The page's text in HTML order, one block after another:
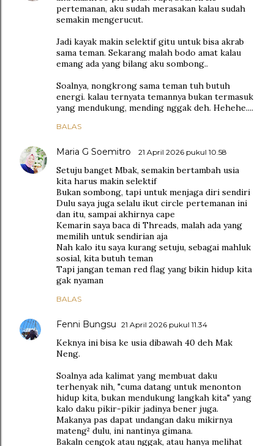
pertemanan, aku sudah merasakan kalau sudah
semakin mengerucut.
Jadi kayak makin selektif gitu untuk bisa akrab
sama teman. Sekarang malah bodo amat kalau
emang ada yang bilang aku sombong..
Soalnya, nongkrong sama teman tuh butuh
energi. kalau ternyata temannya bukan termasuk
yang mendukung, mending nggak deh. Hehehe....
BALAS
Maria G Soemitro 21 April 2026 pukul 10.58
Setuju banget Mbak, semakin bertambah usia
kita harus makin selektif
Bukan sombong, tapi untuk menjaga diri sendiri
Dulu saya juga selalu ikut circle pertemanan ini
dan itu, sampai akhirnya cape
Kemarin saya baca di Threads, malah ada yang
memilih untuk sendirian aja
Nah kalo itu saya kurang setuju, sebagai mahluk
sosial, kita butuh teman
Tapi jangan teman red flag yang bikin hidup kita
gak nyaman
BALAS
Fenni Bungsu 21 April 2026 pukul 11.34
Keknya ini bisa ke usia dibawah 40 deh Mak
Neng.
Soalnya ada kalimat yang membuat daku
terhenyak nih, "cuma datang untuk menonton
hidup kita, bukan mendukung langkah kita" yang
kalo daku pikir-pikir jadinya bener juga.
Makanya pas dapat undangan daku mikirnya
mateng² dulu, ini nantinya gimana.
Bakaln cengok atau nggak, atau hanya melihat